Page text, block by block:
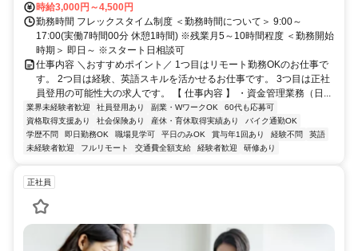
時給3,000円～4,500円
勤務時間 フレックスタイム制度 ＜勤務時間について＞ 9:00～
17:00(実働7時間00分 休憩1時間) ※残業月5～10時間程度 ＜勤務開始
時期＞ 即日～ ※スタート日相談可
仕事内容 ＼おすすめポイント／ 1つ目はリモート勤務OKのお仕事で
す。 2つ目は経験、英語スキルを活かせるお仕事です。 3つ目は正社
員登用の可能性大の求人です。 【 仕事内容 】 ・資金管理業務（日...
業界未経験者歓迎 社員登用あり 副業・WワークOK
60代も応募可
資格取得支援あり
社会保険あり 産休・育休取得実績あり
バイク通勤OK
学歴不問
即日勤務OK 職場見学可 平日のみOK 賞与年1回あり 経験不問
英語
未経験者歓迎
フルリモート 交通費全額支給 経験者歓迎 研修あり
正社員